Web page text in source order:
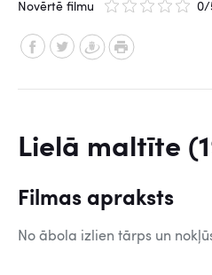
Novērtē filmu 0/
Lielā maltīte
Filmas apraksts
No ābola izlien tārps un